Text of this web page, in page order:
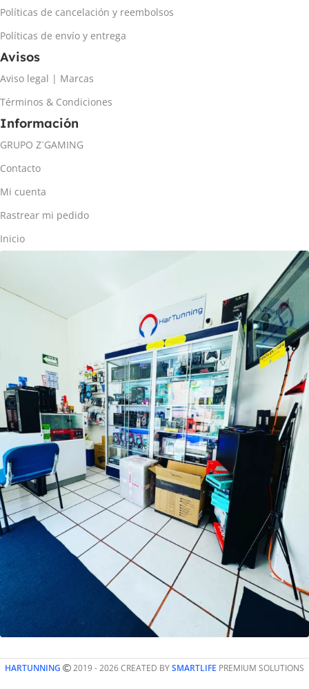
Políticas de cancelación y reembolsos
Políticas de envío y entrega
Avisos
Aviso legal | Marcas
Términos & Condiciones
Información
GRUPO Z´GAMING
Contacto
Mi cuenta
Rastrear mi pedido
Inicio
HARTUNNING 2019 - 2026 CREATED BYSMARTLIFE PREMIUM SOLUTIONS